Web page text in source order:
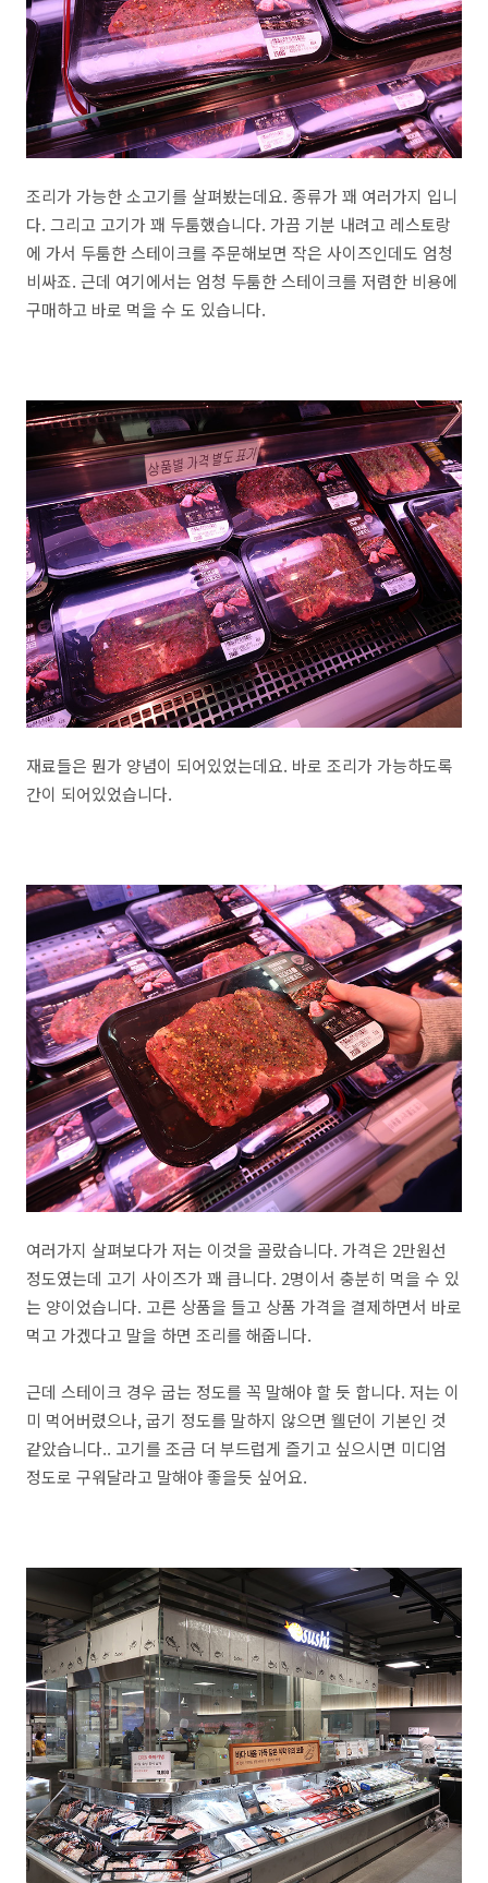
조리가 가능한 소고기를 살펴봤는데요. 종류가 꽤 여러가지 입니
다. 그리고 고기가 꽤 두툼했습니다. 가끔 기분 내려고 레스토랑
에 가서 두툼한 스테이크를 주문해보면 작은 사이즈인데도 엄청
비싸죠. 근데 여기에서는 엄청 두툼한 스테이크를 저렴한 비용에
구매하고 바로 먹을 수 도 있습니다.
재료들은 뭔가 양념이 되어있었는데요. 바로 조리가 가능하도록
간이 되어있었습니다.
여러가지 살펴보다가 저는 이것을 골랐습니다. 가격은 2만원선
정도였는데 고기 사이즈가 꽤 큽니다. 2명이서 충분히 먹을 수 있
는 양이었습니다. 고른 상품을 들고 상품 가격을 결제하면서 바로
먹고 가겠다고 말을 하면 조리를 해줍니다.
근데 스테이크 경우 굽는 정도를 꼭 말해야 할 듯 합니다. 저는 이
미 먹어버렸으나, 굽기 정도를 말하지 않으면 웰던이 기본인 것
같았습니다.. 고기를 조금 더 부드럽게 즐기고 싶으시면 미디엄
정도로 구워달라고 말해야 좋을듯 싶어요.